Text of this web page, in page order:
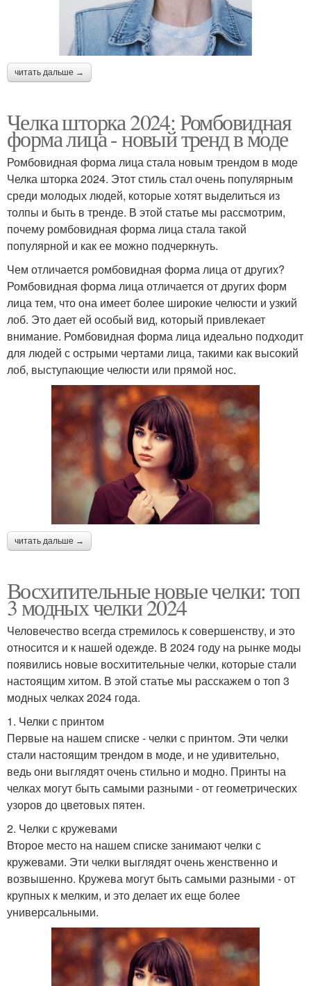
читать дальше →
Челка шторка 2024: Ромбовидная
форма лица - новый тренд в моде
Ромбовидная форма лица стала новым трендом в моде
Челка шторка 2024. Этот стиль стал очень популярным
среди молодых людей, которые хотят выделиться из
толпы и быть в тренде. В этой статье мы рассмотрим,
почему ромбовидная форма лица стала такой
популярной и как ее можно подчеркнуть.
Чем отличается ромбовидная форма лица от других?
Ромбовидная форма лица отличается от других форм
лица тем, что она имеет более широкие челюсти и узкий
лоб. Это дает ей особый вид, который привлекает
внимание. Ромбовидная форма лица идеально подходит
для людей с острыми чертами лица, такими как высокий
лоб, выступающие челюсти или прямой нос.
читать дальше →
Восхитительные новые челки: топ
3 модных челки 2024
Человечество всегда стремилось к совершенству, и это
относится и к нашей одежде. В 2024 году на рынке моды
появились новые восхитительные челки, которые стали
настоящим хитом. В этой статье мы расскажем о топ 3
модных челках 2024 года.
1. Челки с принтом
Первые на нашем списке - челки с принтом. Эти челки
стали настоящим трендом в моде, и не удивительно,
ведь они выглядят очень стильно и модно. Принты на
челках могут быть самыми разными - от геометрических
узоров до цветовых пятен.
2. Челки с кружевами
Второе место на нашем списке занимают челки с
кружевами. Эти челки выглядят очень женственно и
возвышенно. Кружева могут быть самыми разными - от
крупных к мелким, и это делает их еще более
универсальными.